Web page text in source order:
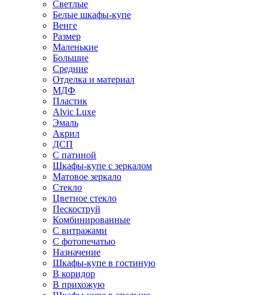
Светлые
Белые шкафы-купе
Венге
Размер
Маленькие
Большие
Средние
Отделка и материал
МДФ
Пластик
Alvic Luxe
Эмаль
Акрил
ДСП
С патиной
Шкафы-купе с зеркалом
Матовое зеркало
Стекло
Цветное стекло
Пескоструй
Комбинированные
С витражами
С фотопечатью
Назначение
Шкафы-купе в гостиную
В коридор
В прихожую